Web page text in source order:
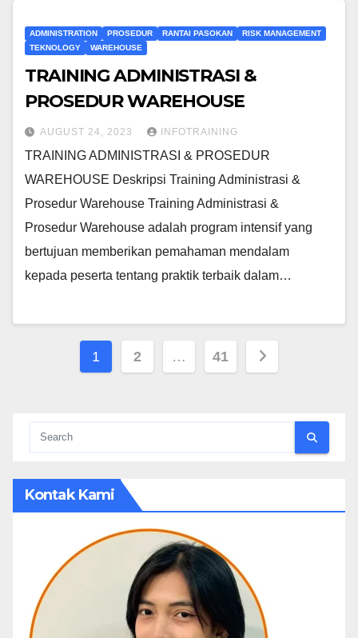
ADMINISTRATION PROSEDUR RANTAI PASOKAN
RISK MANAGEMENT
TEKNOLOGY
WAREHOUSE
TRAINING ADMINISTRASI &
PROSEDUR WAREHOUSE
AUGUST 24, 2023 INFOTRAINING
TRAINING ADMINISTRASI & PROSEDUR
WAREHOUSE Deskripsi Training Administrasi &
Prosedur Warehouse Training Administrasi &
Prosedur Warehouse adalah program intensif yang
bertujuan memberikan pemahaman mendalam
kepada peserta tentang praktik terbaik dalam…
Posts
1 2 … 41
Kontak Kami